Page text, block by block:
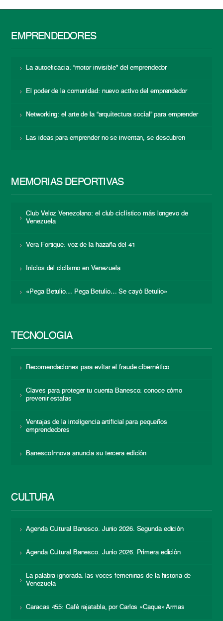
EMPRENDEDORES
La autoeficacia: “motor invisible” del emprendedor
El poder de la comunidad: nuevo activo del emprendedor
Networking: el arte de la “arquitectura social” para emprender
Las ideas para emprender no se inventan, se descubren
MEMORIAS DEPORTIVAS
Club Veloz Venezolano: el club ciclístico más longevo de
Venezuela
Vera Fortique: voz de la hazaña del 41
Inicios del ciclismo en Venezuela
«Pega Betulio… Pega Betulio… Se cayó Betulio»
TECNOLOGÍA
Recomendaciones para evitar el fraude cibernético
Claves para proteger tu cuenta Banesco: conoce cómo
prevenir estafas
Ventajas de la inteligencia artificial para pequeños
emprendedores
BanescoInnova anuncia su tercera edición
CULTURA
Agenda Cultural Banesco. Junio 2026. Segunda edición
Agenda Cultural Banesco. Junio 2026. Primera edición
La palabra ignorada: las voces femeninas de la historia de
Venezuela
Caracas 455: Café rajatabla, por Carlos «Caque» Armas